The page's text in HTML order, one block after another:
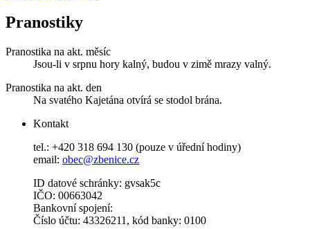
Pranostiky
Pranostika na akt. měsíc
Jsou-li v srpnu hory kalný, budou v zimě mrazy valný.
Pranostika na akt. den
Na svatého Kajetána otvírá se stodol brána.
Kontakt
tel.: +420 318 694 130 (pouze v úřední hodiny)
email: obec@zbenice.cz
ID datové schránky: gvsak5c
IČO: 00663042
Bankovní spojení:
Číslo účtu: 43326211, kód banky: 0100